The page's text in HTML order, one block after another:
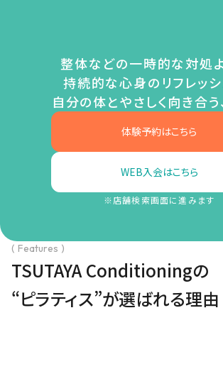
整体などの一時的な対処よ
持続的な心身のリフレッシ
自分の体とやさしく向き合う
体験予約はこちら
WEB入会はこちら
※店舗検索画面に進みます
( Features )
TSUTAYA Conditioningの
“ピラティス”が選ばれる理由